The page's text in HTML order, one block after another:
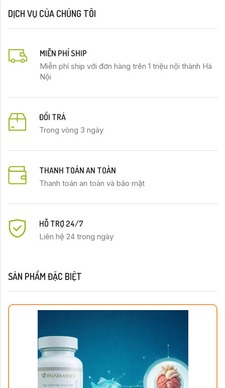
DỊCH VỤ CỦA CHÚNG TÔI
MIỄN PHÍ SHIP
Miễn phí ship với đơn hàng trên 1 triệu nội thành Hà
Nội
ĐỔI TRẢ
Trong vòng 3 ngày
THANH TOÁN AN TOÀN
Thanh toán an toàn và bảo mật
HỖ TRỢ 24/7
Liên hệ 24 trong ngày
SẢN PHẨM ĐẶC BIỆT